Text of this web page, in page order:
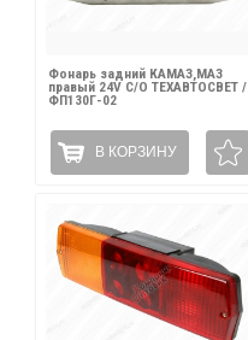
Фонарь задний КАМАЗ,МАЗ
правый 24V С/О ТЕХАВТОСВЕТ /
ФП130Г-02
В КОРЗИНУ